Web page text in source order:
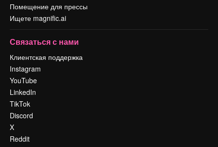
Помещение для прессы
Ищете magnific.ai
Связаться с нами
Клиентская поддержка
Instagram
YouTube
LinkedIn
TikTok
Discord
X
Reddit